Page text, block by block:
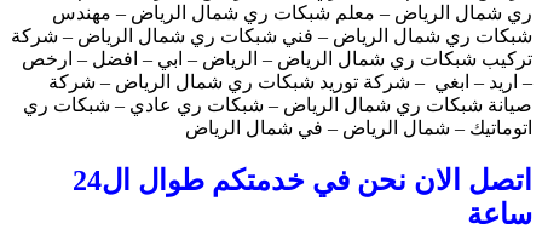
ري شمال الرياض – معلم شبكات ري شمال الرياض – مهندس
شبكات ري شمال الرياض – فني شبكات ري شمال الرياض – شركة
تركيب شبكات ري شمال الرياض – الرياض – ابي – افضل – ارخص
– اريد – ابغي – شركة توريد شبكات ري شمال الرياض – شركة
صيانة شبكات ري شمال الرياض – شبكات ري عادي – شبكات ري
اتوماتيك – شمال الرياض – في شمال الرياض
اتصل الان نحن في خدمتكم طوال ال24
ساعة